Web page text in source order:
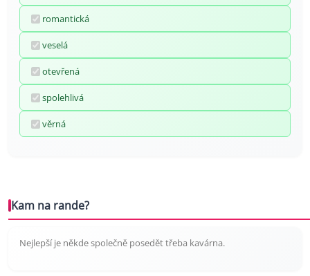
romantická
veselá
otevřená
spolehlivá
věrná
Kam na rande?
Nejlepší je někde společně posedět třeba kavárna.